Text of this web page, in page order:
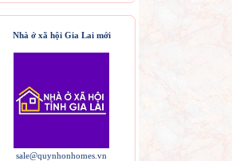
Nhà ở xã hội Gia Lai mới
sale@quynhonhomes.vn